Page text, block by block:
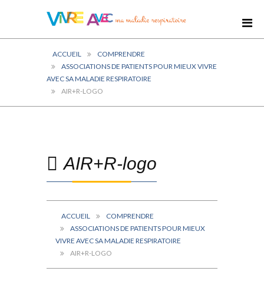
ACCUEIL
COMPRENDRE
ASSOCIATIONS DE PATIENTS POUR MIEUX VIVRE
AVEC SA MALADIE RESPIRATOIRE
AIR+R-LOGO
AIR+R-logo
ACCUEIL
COMPRENDRE
ASSOCIATIONS DE PATIENTS POUR MIEUX
VIVRE AVEC SA MALADIE RESPIRATOIRE
AIR+R-LOGO